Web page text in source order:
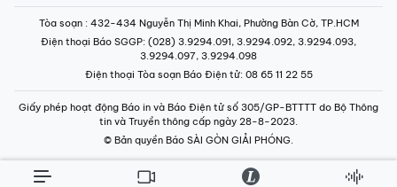
Tòa soạn : 432-434 Nguyễn Thị Minh Khai, Phường Bàn Cờ, TP.HCM
Điện thoại Báo SGGP: (028) 3.9294.091, 3.9294.092, 3.9294.093,
3.9294.097, 3.9294.098
Điện thoại Tòa soạn Báo Điện tử: 08 65 11 22 55
Giấy phép hoạt động Báo in và Báo Điện tử số 305/GP-BTTTT do Bộ Thông
tin và Truyền thông cấp ngày 28-8-2023.
© Bản quyền Báo SÀI GÒN GIẢI PHÓNG.